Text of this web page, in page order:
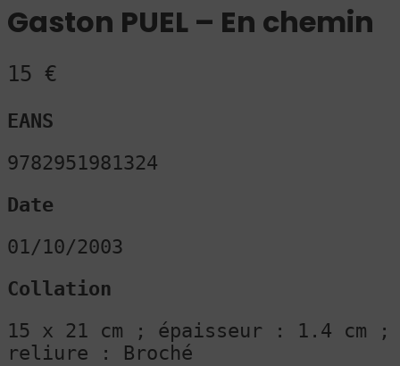
Gaston PUEL – En chemin
N
15 €
EANS
9782951981324
Date
01/10/2003
Collation
15 x 21 cm ; épaisseur : 1.4 cm ;
reliure : Broché